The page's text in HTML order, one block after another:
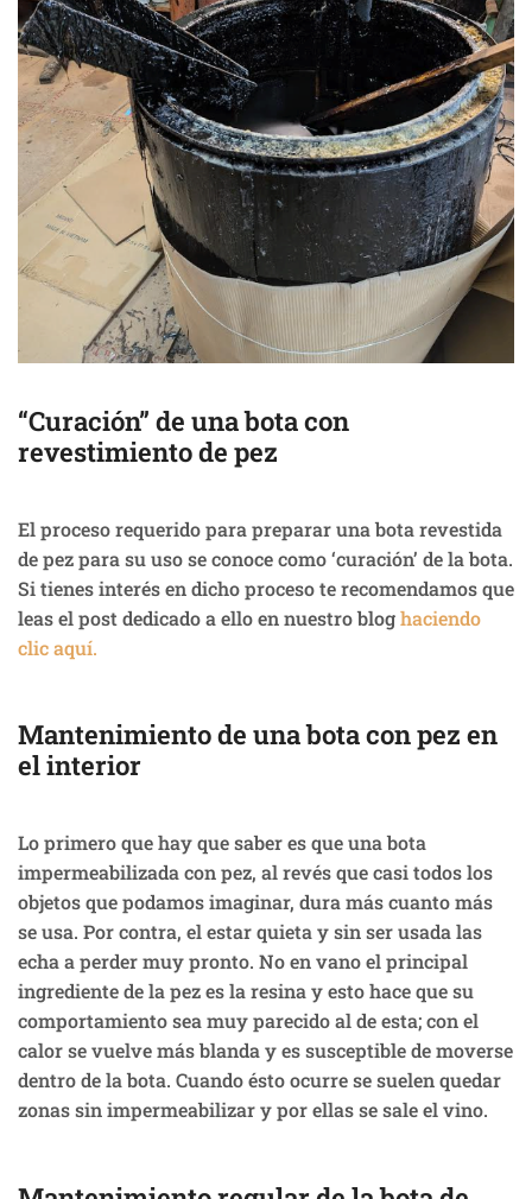
“Curación” de una bota con
revestimiento de pez
El proceso requerido para preparar una bota revestida
de pez para su uso se conoce como ‘curación’ de la bota.
Si tienes interés en dicho proceso te recomendamos que
leas el post dedicado a ello en nuestro bloghaciendo
clic aquí.
Mantenimiento de una bota con pez en
el interior
Lo primero que hay que saber es que una bota
impermeabilizada con pez, al revés que casi todos los
objetos que podamos imaginar, dura más cuanto más
se usa. Por contra, el estar quieta y sin ser usada las
echa a perder muy pronto. No en vano el principal
ingrediente de la pez es la resina y esto hace que su
comportamiento sea muy parecido al de esta; con el
calor se vuelve más blanda y es susceptible de moverse
dentro de la bota. Cuando ésto ocurre se suelen quedar
zonas sin impermeabilizar y por ellas se sale el vino.